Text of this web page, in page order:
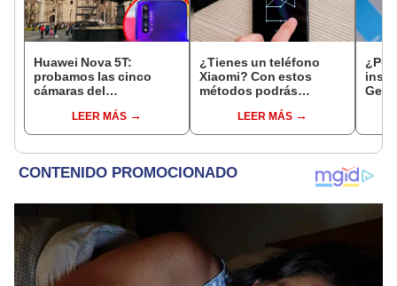
Huawei Nova 5T:
probamos las cinco
cámaras del
sus fotografías [FOTOS]
LEER MÁS
¿Tienes un teléfono
Xiaomi? Con estos
métodos podrás
si olvidaste el patrón o
contraseña
LEER MÁS
¿Por